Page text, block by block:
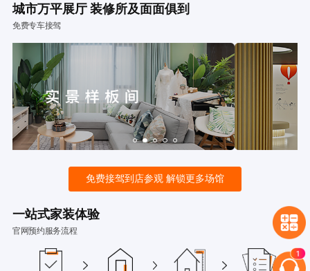
城市万平展厅 装修所及面面俱到
免费专车接驾
免费接驾到店参观 解锁更多场馆
一站式家装体验
官网预约服务流程